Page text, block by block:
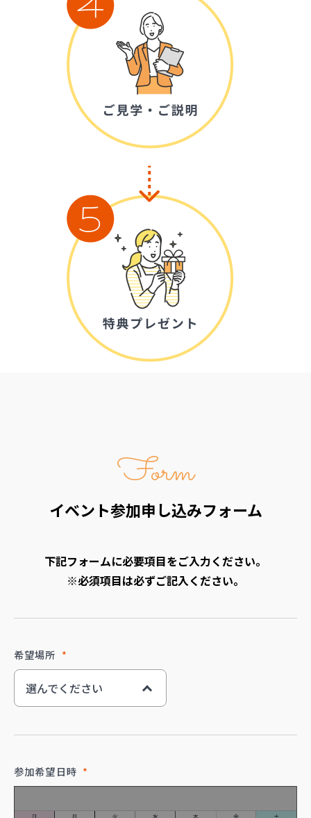
Form
イベント参加申し込みフォーム
下記フォームに必要項目をご入力ください。
※必須項目は必ずご記入ください。
希望場所 *
選んでください
参加希望日時 *